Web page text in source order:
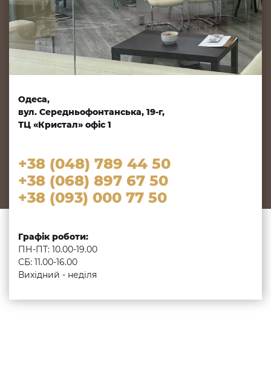
Одеса,
вул. Середньофонтанська, 19-г,
ТЦ «Кристал» офіс 1
+38 (048) 789 44 50
+38 (068) 897 67 50
+38 (093) 000 77 50
Графік роботи:
ПН-ПТ: 10.00-19.00
СБ: 11.00-16.00
Вихідний - неділя